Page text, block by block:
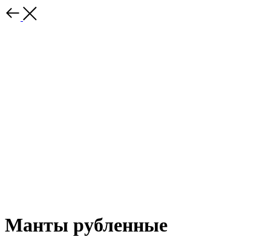
Манты рубленные